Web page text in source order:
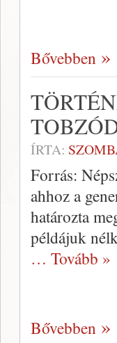
Bővebben
ÍRTA:
Forrás:
ahhoz a
határozta
példájuk
… Tovább »
Bővebben